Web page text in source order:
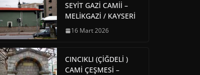
SEYİT GAZİ CAMİİ –
MELİKGAZİ / KAYSERİ
16 Mart 2026
CINCIKLI (ÇİĞDELİ )
CAMİ ÇEŞMESİ –